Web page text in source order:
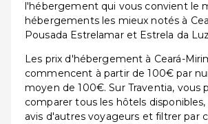
l'hébergement qui vous convient le
hébergements les mieux notés à
Pousada Estrelamar et Estrela da
Les prix d'hébergement à Ceará-
commencent à partir de 100€ par
moyen de 100€. Sur Traventia, vous
comparer tous les hôtels
avis d'autres voyageurs et filtrer par